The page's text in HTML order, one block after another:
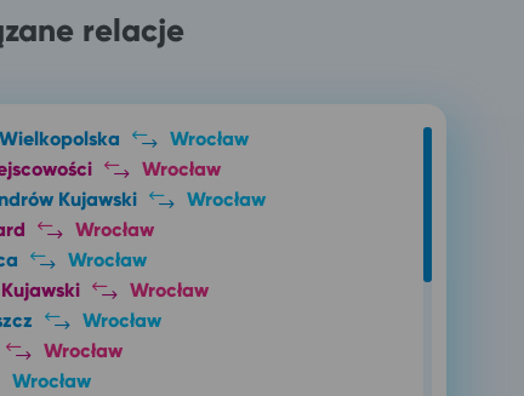
relacje
Wrocław
Wrocław
Kujawski
Wrocław
Wrocław
Wrocław
Wrocław
Wrocław
Wrocław
Wrocław